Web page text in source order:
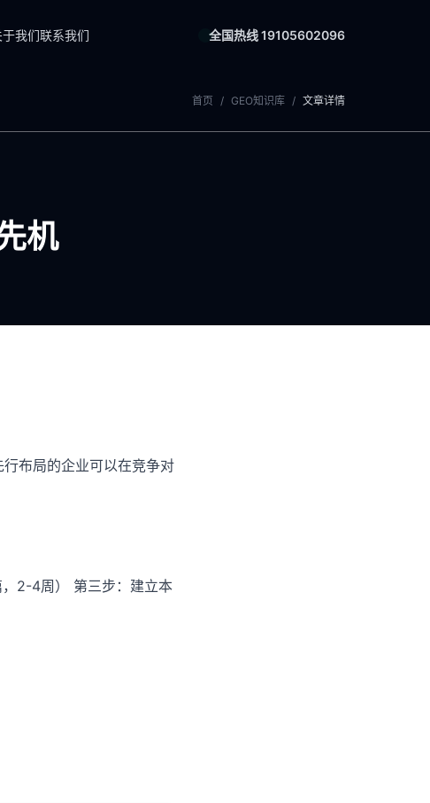
于我们联系我们 全国热线 19105602096
首页 / GEO知识库 / 文章详情
机
布局的企业可以在竞争对
2-4周） 第三步：建立本